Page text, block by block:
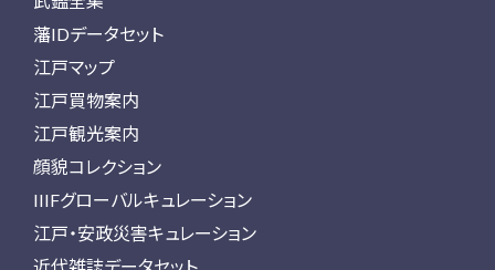
藩IDデータセット
江戸マップ
江戸買物案内
江戸観光案内
顔貌コレクション
IIIFグローバルキュレーション
江戸・安政災害キュレーション